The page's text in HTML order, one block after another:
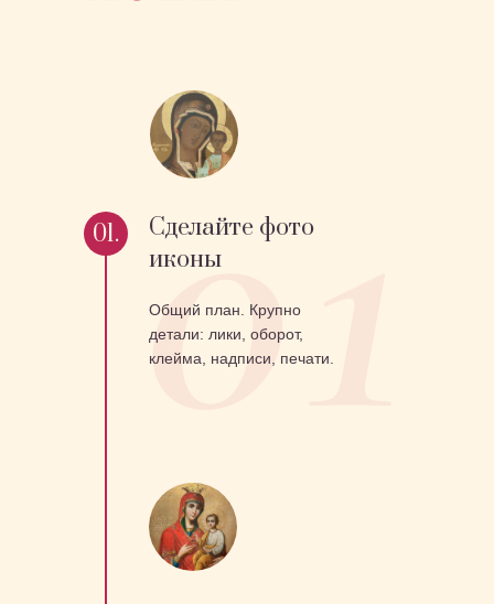
Сделайте фото
иконы
01.
Общий план. Крупно
детали: лики, оборот,
клейма, надписи, печати.